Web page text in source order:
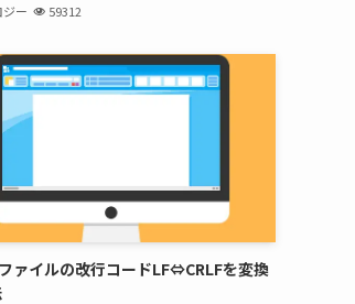
ジー 59312
ァイルの改行コードLF⇔CRLFを変換